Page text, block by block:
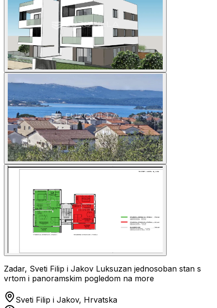
Zadar, Sveti Filip i Jakov Luksuzan jednosoban stan s
vrtom i panoramskim pogledom na more
Sveti Filip i Jakov, Hrvatska